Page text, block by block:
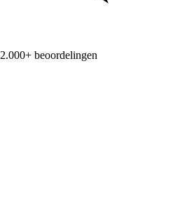
2.000+ beoordelingen